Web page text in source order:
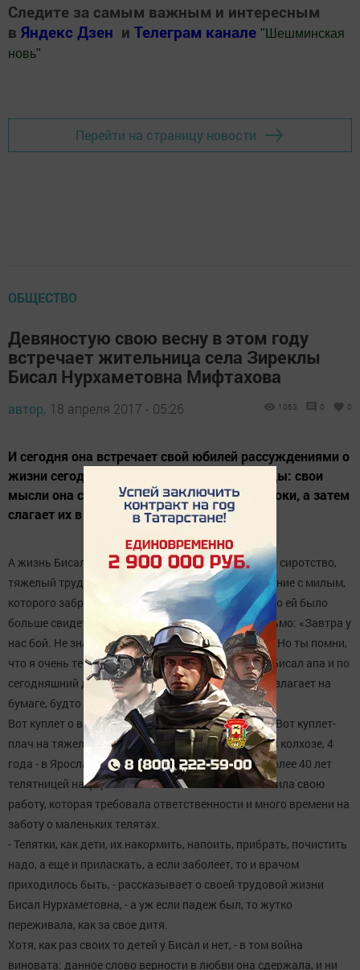
Следите за самым важным и интересным
в Яндекс Дзен и Телеграм канале " Шешминская
новь"
Перейти на страницу новости
ОБЩЕСТВО
Девяностую свою весну в этом году
встречает жительница села Зиреклы
Бисал Нурхаметовна Мифтахова
автор, 18 апреля 2017 - 05:26 1063 0 0
И сегодня она встречает свой юбилей рассуждениями о
жизни сегодняшней, о пробуждении природы: свои
мысли она складывает в рифмованные строки, а затем
слагает их в куплеты.
А жизнь Бисал апы складывалась совсем нелегко: сиротство,
тяжелый труд в подростковом возрасте, расставание с милым,
которого забрали на войну, и с которым не суждено ей было
больше свидеться. Она помнит его последнее письмо: «Завтра у
нас бой. Не знаю смогу ли я выйти из него живым. Но ты помни,
что я очень тебя люблю…». С той любовью живет Бисал апа и по
сегодняшний день. А все свои радости и горести излагает на
бумаге, будто с ним говорит.
Вот куплет о войне, которая отобрала у нее друга. Вот куплет-
плач на тяжелую жизнь: с 13 лет Бисал работала в колхозе, 4
года - в Ярославле на торфозаготовках, а потом более 40 лет
телятницей на ферме. Было тяжело. Но Бисал любила свою
работу, которая требовала ответственности и много времени на
заботу о маленьких телятах.
- Телятки, как дети, их накормить, напоить, прибрать, почистить
надо, а еще и приласкать, а если заболеет, то и врачом
приходилось быть, - рассказывает о своей трудовой жизни
Бисал Нурхаметовна, - а уж если падеж был, то жутко
переживала, как за свое дитя.
Хотя, как раз своих то детей у Бисал и нет, - в том война
виновата: данное слово верности в любви она сдержала, и ни